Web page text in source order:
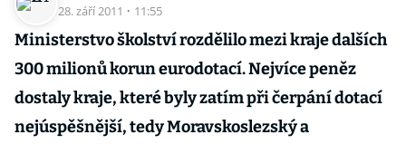
28. září 2011 · 11:55
Ministerstvo školství rozdělilo mezi kraje dalších
300 milionů korun eurodotací. Nejvíce peněz
dostaly kraje, které byly zatím při čerpání dotací
nejúspěšnější, tedy Moravskoslezský a